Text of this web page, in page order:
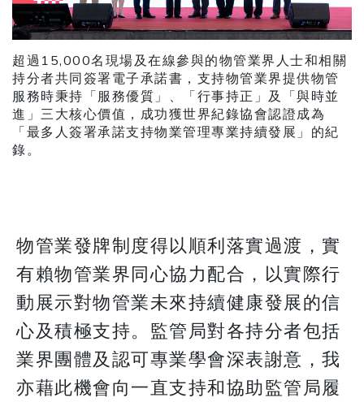
超過15,000名現場及在線參與的物管業界人士和相關
持分者共同簽署電子承諾書，支持物管業界提供物管
服務時秉持「服務優質」、「行事持正」及「與時並
進」三大核心價值，成功獲世界紀錄協會認證成為
「最多人簽署承諾支持物業管理專業持續發展」的紀
錄。
物管業發牌制度得以順利落實過渡，實
有賴物管業界同心協力配合，以實際行
動展示對物管業未來持續健康發展的信
心及積極支持。監管局對各持分者包括
業界團體及認可專業學會深表謝意，我
亦藉此機會向一直支持和協助監管局履